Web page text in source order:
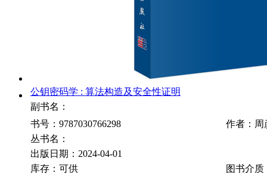
公钥密码学 : 算法构造及安全性证明
副书名：
书号：9787030766298
作者：周
丛书名：
出版日期：2024-04-01
库存：可供
图书介质